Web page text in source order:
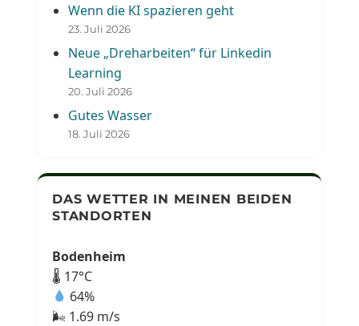
Wenn die KI spazieren geht
23. Juli 2026
Neue „Dreharbeiten“ für Linkedin
Learning
20. Juli 2026
Gutes Wasser
18. Juli 2026
DAS WETTER IN MEINEN BEIDEN
STANDORTEN
Bodenheim
🌡 17°C
64%
🌬 1.69 m/s